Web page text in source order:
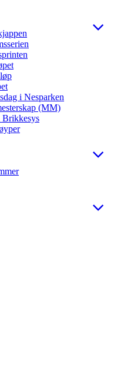
i Nesparken
(MM)